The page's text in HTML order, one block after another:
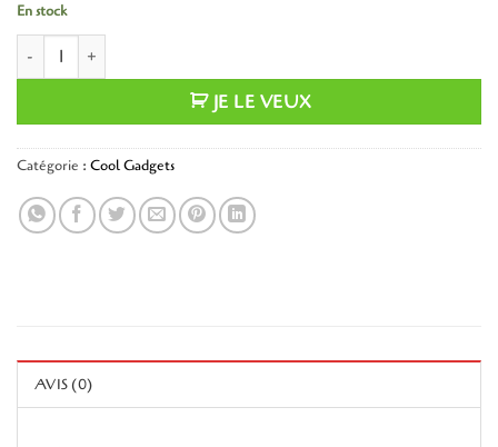
En stock
quantité de Mini mug isotherme objectif appareil photo
JE LE VEUX
Catégorie : Cool Gadgets
AVIS (0)